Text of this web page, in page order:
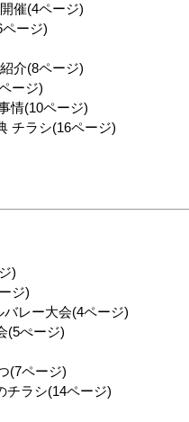
催(4ページ)
ージ)
介(8ページ)
ージ)
情(10ページ)
チラシ(16ページ)
)
ジ)
レー大会(4ページ)
(5ぺージ)
(7ページ)
チラシ(14ページ)